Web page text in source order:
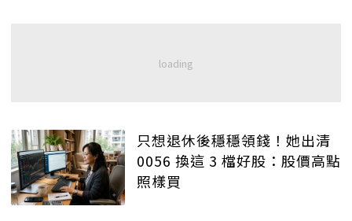
只想退休後穩穩領錢！她出清
0056 換這 3 檔好股：股價高點
照樣買